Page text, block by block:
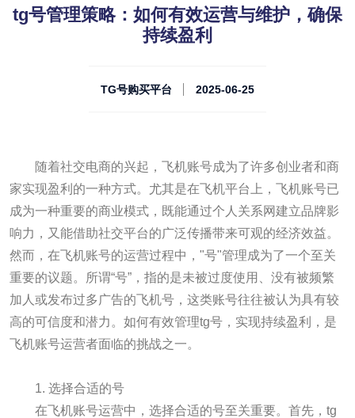
tg号管理策略：如何有效运营与维护，确保
持续盈利
TG号购买平台 2025-06-25
随着社交电商的兴起，飞机账号成为了许多创业者和商
家实现盈利的一种方式。尤其是在飞机平台上，飞机账号已
成为一种重要的商业模式，既能通过个人关系网建立品牌影
响力，又能借助社交平台的广泛传播带来可观的经济效益。
然而，在飞机账号的运营过程中，"号"管理成为了一个至关
重要的议题。所谓“号”，指的是未被过度使用、没有被频繁
加人或发布过多广告的飞机号，这类账号往往被认为具有较
高的可信度和潜力。如何有效管理tg号，实现持续盈利，是
飞机账号运营者面临的挑战之一。
1. 选择合适的号
在飞机账号运营中，选择合适的号至关重要。首先，tg